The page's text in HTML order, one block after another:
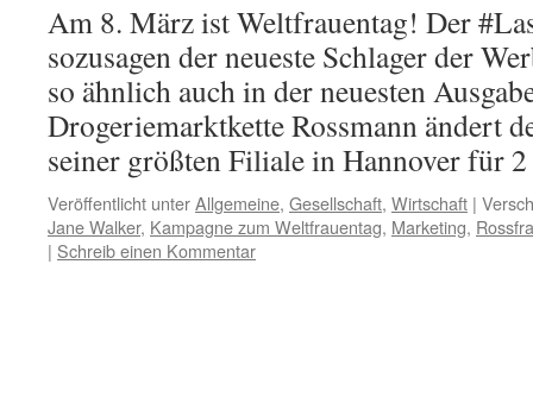
Am 8. März ist Weltfrauentag! Der
sozusagen der neueste Schlager der
so ähnlich auch in der neuesten
Drogeriemarktkette Rossmann ändert
seiner größten Filiale in Hannover für
Veröffentlicht unterAllgemeine, Gesellschaft, Wirtschaft |
Jane Walker, Kampagne zum Weltfrauentag, Marketing,
| Schreib einen Kommentar